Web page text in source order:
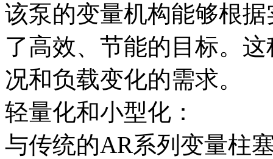
该泵的变量机构能够根
了高效、节能的目标。
况和负载变化的需求。
轻量化和小型化：
与传统的AR系列变量柱